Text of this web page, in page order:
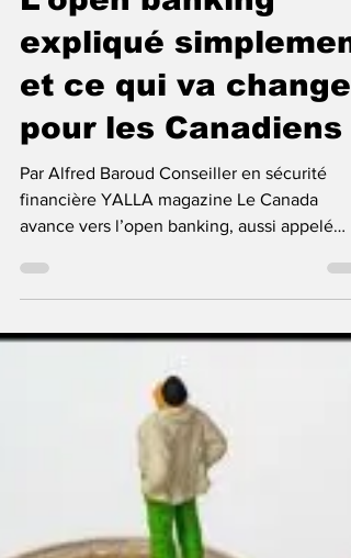
29 juin
3 min de lecture
L’open banking
expliqué
et ce qui va changer
pour les Canadiens
Par Alfred Baroud Conseiller en sécurité
financière YALLA magazine Le Canada
Derrière ce terme technique se cache un
personne de partager certaines données
financières avec un fournisseur autorisé, de
façon sécurisée, sans remettre son mot de
passe bancaire. Aujourd’hui, plusieurs
applications financières fonctionnent
avec une méthode risquée. El